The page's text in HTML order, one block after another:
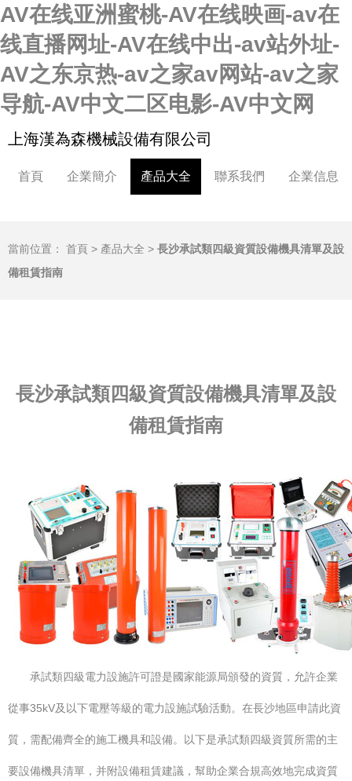
AV在线亚洲蜜桃-AV在线映画-av在
线直播网址-AV在线中出-av站外址-
AV之东京热-av之家av网站-av之家
导航-AV中文二区电影-AV中文网
上海漢為森機械設備有限公司
首頁 企業簡介 產品大全 聯系我們 企業信息
當前位置： 首頁 > 產品大全 > 長沙承試類四級資質設備機具清單及設
備租賃指南
長沙承試類四級資質設備機具清單及設
備租賃指南
承試類四級電力設施許可證是國家能源局頒發的資質，允許企業
從事35kV及以下電壓等級的電力設施試驗活動。在長沙地區申請此資
質，需配備齊全的施工機具和設備。以下是承試類四級資質所需的主
要設備機具清單，并附設備租賃建議，幫助企業合規高效地完成資質